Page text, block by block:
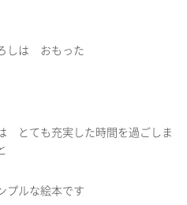
しは おもった
とても充実した時間を過ごしま
プルな絵本です